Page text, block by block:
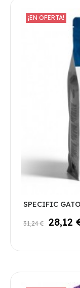
¡EN OFERTA!
SPECIFIC
31,24 € 28,12